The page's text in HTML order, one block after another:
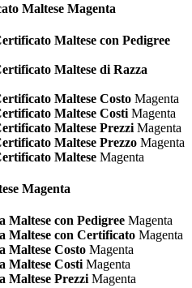
Maltese Magenta
Maltese con Pedigree
Maltese di Razza
Maltese Costo Magenta
Maltese Costi Magenta
Maltese Prezzi Magenta
Maltese Prezzo Magenta
Maltese Magenta
Magenta
Maltese con Pedigree Magenta
Maltese con Certificato Magenta
Maltese Costo Magenta
Maltese CostiMagenta
Maltese PrezziMagenta